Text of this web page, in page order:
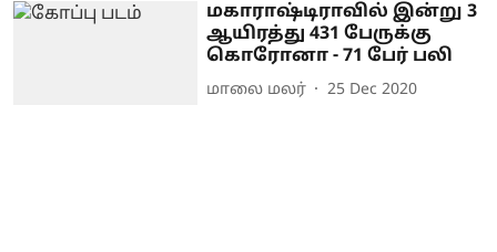
மகாராஷ்டிராவில் இன்று 3
ஆயிரத்து 431 பேருக்கு
கொரோனா - 71 பேர் பலி
மாலை மலர் 25 Dec 2020